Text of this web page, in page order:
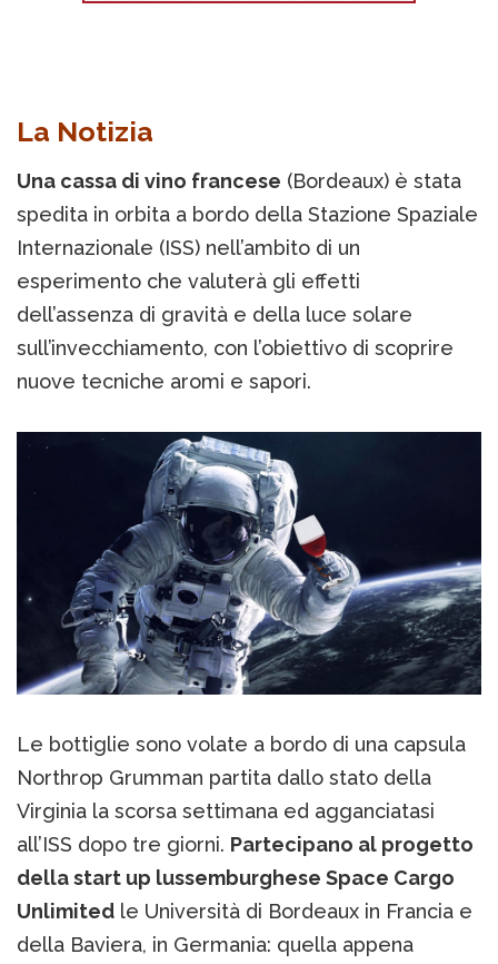
La Notizia
Una cassa di vino francese (Bordeaux) è stata
spedita in orbita a bordo della Stazione Spaziale
Internazionale (ISS) nell’ambito di un
esperimento che valuterà gli effetti
dell’assenza di gravità e della luce solare
sull’invecchiamento, con l’obiettivo di scoprire
nuove tecniche aromi e sapori.
Le bottiglie sono volate a bordo di una capsula
Northrop Grumman partita dallo stato della
Virginia la scorsa settimana ed agganciatasi
all’ISS dopo tre giorni. Partecipano al progetto
della start up lussemburghese Space Cargo
Unlimited le Università di Bordeaux in Francia e
della Baviera, in Germania: quella appena